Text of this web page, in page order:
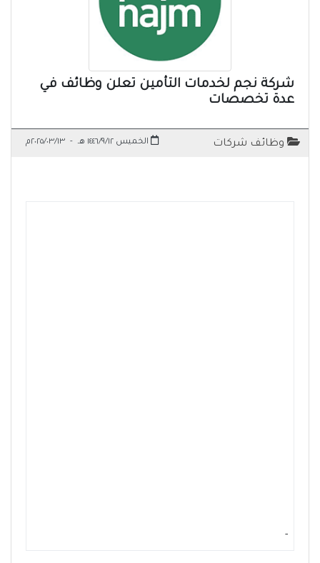
شركة نجم لخدمات التأمين تعلن وظائف في
عدة تخصصات
وظائف شركات الخميس ١٤٤٦/٩/١٢ هـ - ٢٠٢٥/٠٣/١٣م
-